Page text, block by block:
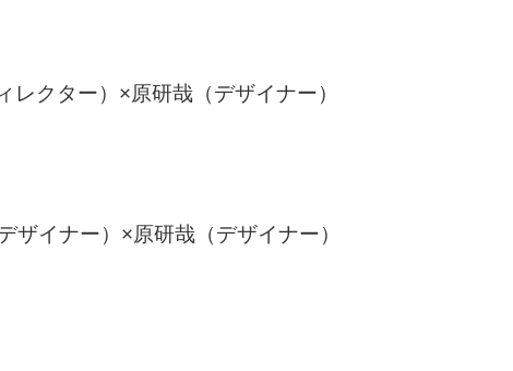
クター）×原研哉（デザイナー）
イナー）×原研哉（デザイナー）